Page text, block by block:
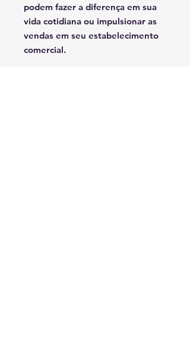
podem fazer a diferença em sua
vida cotidiana ou impulsionar as
vendas em seu estabelecimento
comercial.